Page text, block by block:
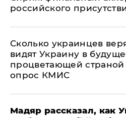
российского
Сколько украинцев
видят Украину в
процветающей страной
опрос КМИС
Мадяр рассказал, как